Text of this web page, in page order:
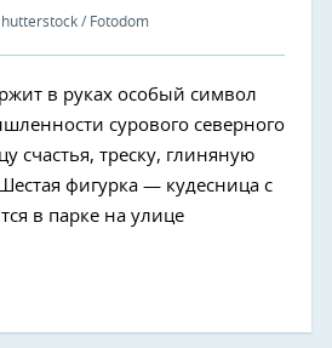
/ Fotodom
в руках особый символ
сурового северного
счастья, треску, глиняную
фигурка — кудесница с
в парке на улице